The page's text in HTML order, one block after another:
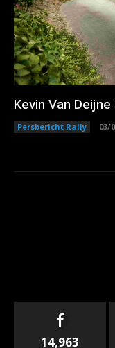
Kevin Van
Persbericht Rally 03/
14,963